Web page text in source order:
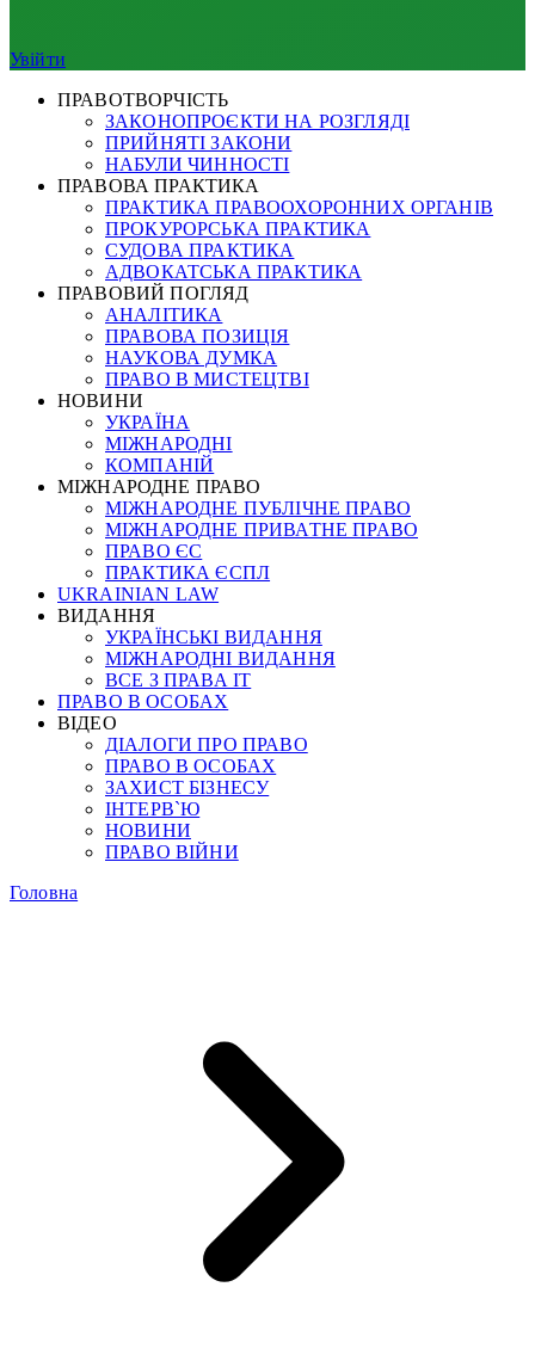
Увійти
ПРАВОТВОРЧІСТЬ
ЗАКОНОПРОЄКТИ НА РОЗГЛЯДІ
ПРИЙНЯТІ ЗАКОНИ
НАБУЛИ ЧИННОСТІ
ПРАВОВА ПРАКТИКА
ПРАКТИКА ПРАВООХОРОННИХ ОРГАНІВ
ПРОКУРОРСЬКА ПРАКТИКА
СУДОВА ПРАКТИКА
АДВОКАТСЬКА ПРАКТИКА
ПРАВОВИЙ ПОГЛЯД
АНАЛІТИКА
ПРАВОВА ПОЗИЦІЯ
НАУКОВА ДУМКА
ПРАВО В МИСТЕЦТВІ
НОВИНИ
УКРАЇНА
МІЖНАРОДНІ
КОМПАНІЙ
МІЖНАРОДНЕ ПРАВО
МІЖНАРОДНЕ ПУБЛІЧНЕ ПРАВО
МІЖНАРОДНЕ ПРИВАТНЕ ПРАВО
ПРАВО ЄС
ПРАКТИКА ЄСПЛ
UKRAINIAN LAW
ВИДАННЯ
УКРАЇНСЬКІ ВИДАННЯ
МІЖНАРОДНІ ВИДАННЯ
ВСЕ З ПРАВА ІТ
ПРАВО В ОСОБАХ
ВІДЕО
ДІАЛОГИ ПРО ПРАВО
ПРАВО В ОСОБАХ
ЗАХИСТ БІЗНЕСУ
ІНТЕРВ`Ю
НОВИНИ
ПРАВО ВІЙНИ
Головна